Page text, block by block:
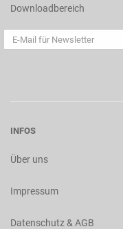
Downloadbereich
INFOS
Über uns
Impressum
Datenschutz & AGB